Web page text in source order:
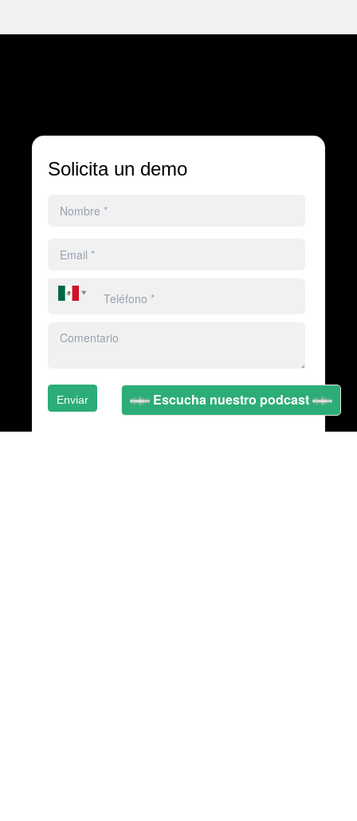
Solicita un demo
Enviar Escucha nuestro podcast